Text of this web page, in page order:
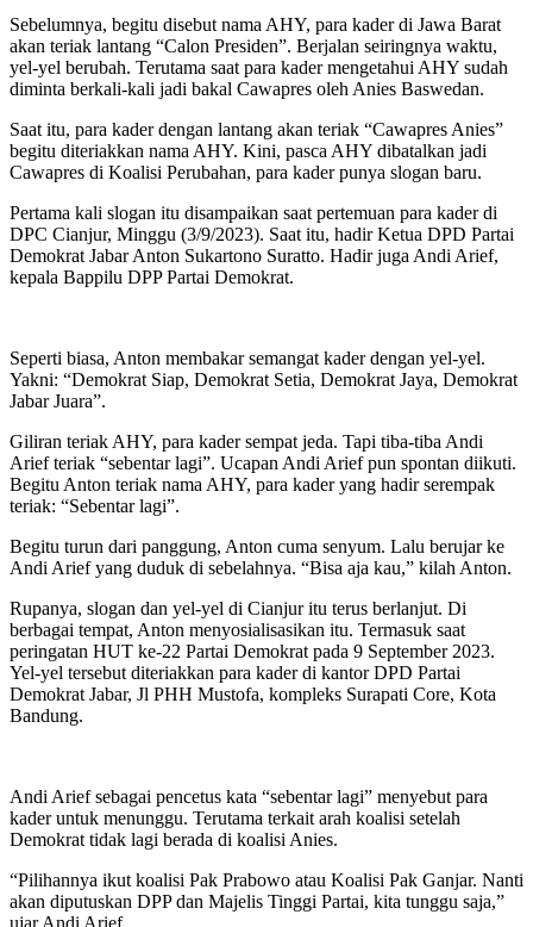
Sebelumnya, begitu disebut nama AHY, para kader di Jawa Barat
akan teriak lantang “Calon Presiden”. Berjalan seiringnya waktu,
yel-yel berubah. Terutama saat para kader mengetahui AHY sudah
diminta berkali-kali jadi bakal Cawapres oleh Anies Baswedan.
Saat itu, para kader dengan lantang akan teriak “Cawapres Anies”
begitu diteriakkan nama AHY. Kini, pasca AHY dibatalkan jadi
Cawapres di Koalisi Perubahan, para kader punya slogan baru.
Pertama kali slogan itu disampaikan saat pertemuan para kader di
DPC Cianjur, Minggu (3/9/2023). Saat itu, hadir Ketua DPD Partai
Demokrat Jabar Anton Sukartono Suratto. Hadir juga Andi Arief,
kepala Bappilu DPP Partai Demokrat.
Seperti biasa, Anton membakar semangat kader dengan yel-yel.
Yakni: “Demokrat Siap, Demokrat Setia, Demokrat Jaya, Demokrat
Jabar Juara”.
Giliran teriak AHY, para kader sempat jeda. Tapi tiba-tiba Andi
Arief teriak “sebentar lagi”. Ucapan Andi Arief pun spontan diikuti.
Begitu Anton teriak nama AHY, para kader yang hadir serempak
teriak: “Sebentar lagi”.
Begitu turun dari panggung, Anton cuma senyum. Lalu berujar ke
Andi Arief yang duduk di sebelahnya. “Bisa aja kau,” kilah Anton.
Rupanya, slogan dan yel-yel di Cianjur itu terus berlanjut. Di
berbagai tempat, Anton menyosialisasikan itu. Termasuk saat
peringatan HUT ke-22 Partai Demokrat pada 9 September 2023.
Yel-yel tersebut diteriakkan para kader di kantor DPD Partai
Demokrat Jabar, Jl PHH Mustofa, kompleks Surapati Core, Kota
Bandung.
Andi Arief sebagai pencetus kata “sebentar lagi” menyebut para
kader untuk menunggu. Terutama terkait arah koalisi setelah
Demokrat tidak lagi berada di koalisi Anies.
“Pilihannya ikut koalisi Pak Prabowo atau Koalisi Pak Ganjar. Nanti
akan diputuskan DPP dan Majelis Tinggi Partai, kita tunggu saja,”
ujar Andi Arief.